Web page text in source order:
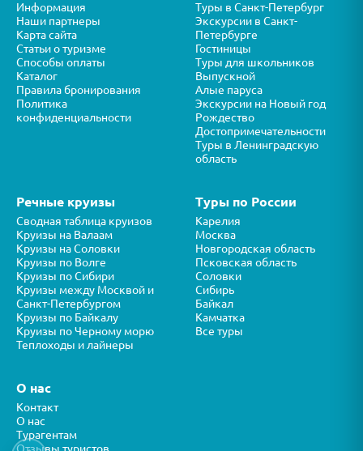
Информация
Наши партнеры
Карта сайта
Статьи о туризме
Способы оплаты
Каталог
Правила бронирования
Политика
конфиденциальности
Туры в Санкт-Петербург
Экскурсии в Санкт-
Петербурге
Гостиницы
Туры для школьников
Выпускной
Алые паруса
Экскурсии на Новый год
Рождество
Достопримечательности
Туры в Ленинградскую
область
Речные круизы
Сводная таблица круизов
Круизы на Валаам
Круизы на Соловки
Круизы по Волге
Круизы по Сибири
Круизы между Москвой и
Санкт-Петербургом
Круизы по Байкалу
Круизы по Черному морю
Теплоходы и лайнеры
Туры по России
Карелия
Москва
Новгородская область
Псковская область
Соловки
Сибирь
Байкал
Камчатка
Все туры
О нас
Контакт
О нас
Турагентам